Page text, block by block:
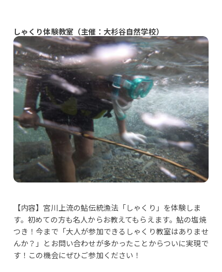
しゃくり体験教室（主催：大杉谷自然学校）
【内容】宮川上流の鮎伝統漁法「しゃくり」を体験しま
す。初めての方も名人からお教えてもらえます。鮎の塩焼
つき！今まで「大人が参加できるしゃくり教室はありませ
んか？」とお問い合わせが多かったことからついに実現で
す！この機会にぜひご参加ください！